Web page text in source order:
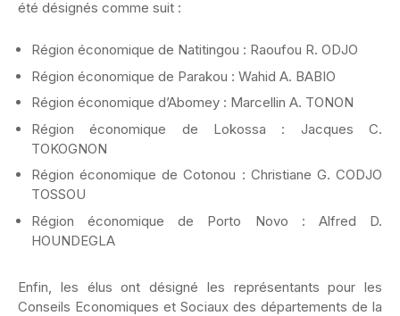
été désignés comme suit :
Région économique de Natitingou : Raoufou R. ODJO
Région économique de Parakou : Wahid A. BABIO
Région économique d’Abomey : Marcellin A. TONON
Région économique de Lokossa : Jacques C.
TOKOGNON
Région économique de Cotonou : Christiane G. CODJO
TOSSOU
Région économique de Porto Novo : Alfred D.
HOUNDEGLA
Enfin, les élus ont désigné les représentants pour les
Conseils Economiques et Sociaux des départements de la